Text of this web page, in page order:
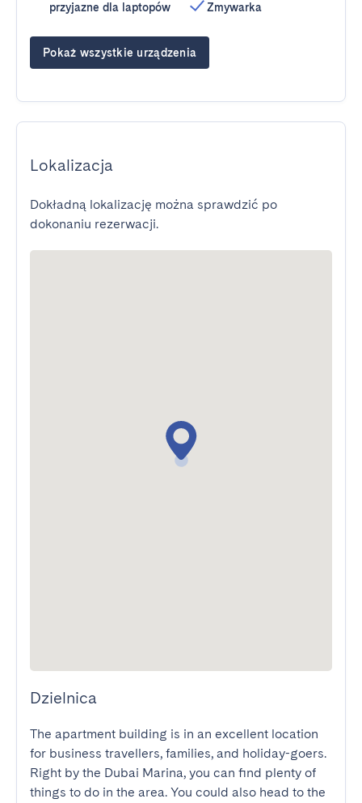
przyjazne dla laptopów
Zmywarka
Pokaż wszystkie urządzenia
Lokalizacja
Dokładną lokalizację można sprawdzić po
dokonaniu rezerwacji.
Dzielnica
The apartment building is in an excellent location
for business travellers, families, and holiday-goers.
Right by the Dubai Marina, you can find plenty of
things to do in the area. You could also head to the